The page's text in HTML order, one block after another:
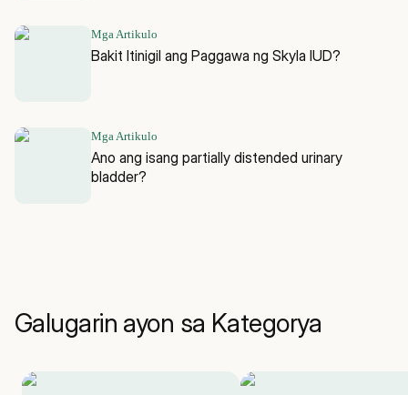
Mga Artikulo
Bakit Itinigil ang Paggawa ng Skyla IUD?
Mga Artikulo
Ano ang isang partially distended urinary
bladder?
Galugarin ayon sa Kategorya